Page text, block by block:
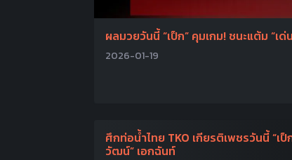
ผลมวยวันนี้ “เป็ก” คุมเกม! ชนะแต้ม “เ
2026-01-19
ศึกท่อน้ำไทย TKO เกียรติเพชรวันนี้ “เ
วัฒน์” เอกฉันท์